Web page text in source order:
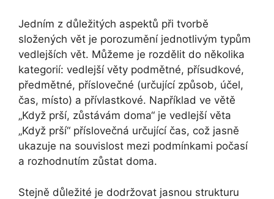
Jedním z důležitých aspektů při tvorbě
složených vět je porozumění jednotlivým typům
vedlejších vět. Můžeme je rozdělit do několika
kategorií: vedlejší věty podmětné, přísudkové,
předmětné, příslovečné (určující způsob, účel,
čas, místo) a přívlastkové. Například ve větě
„Když prší, zůstávám doma“ je vedlejší věta
„Když prší“ příslovečná určující čas, což jasně
ukazuje na souvislost mezi podmínkami počasí
a rozhodnutím zůstat doma.
Stejně důležité je dodržovat jasnou strukturu